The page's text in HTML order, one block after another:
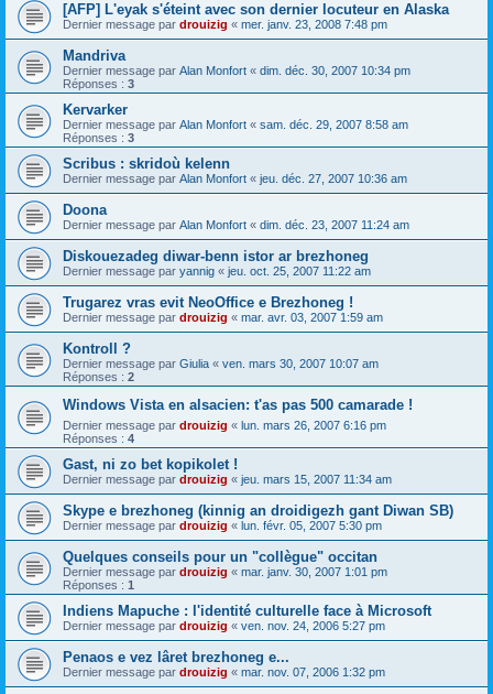
[AFP] L'eyak s'éteint avec son dernier locuteur en Alaska
Dernier message par drouizig « mer. janv. 23, 2008 7:48 pm
Mandriva
Dernier message par Alan Monfort « dim. déc. 30, 2007 10:34 pm
Réponses : 3
Kervarker
Dernier message par Alan Monfort « sam. déc. 29, 2007 8:58 am
Réponses : 3
Scribus : skridoù kelenn
Dernier message par Alan Monfort « jeu. déc. 27, 2007 10:36 am
Doona
Dernier message par Alan Monfort « dim. déc. 23, 2007 11:24 am
Diskouezadeg diwar-benn istor ar brezhoneg
Dernier message par yannig « jeu. oct. 25, 2007 11:22 am
Trugarez vras evit NeoOffice e Brezhoneg !
Dernier message par drouizig « mar. avr. 03, 2007 1:59 am
Kontroll ?
Dernier message par Giulia « ven. mars 30, 2007 10:07 am
Réponses : 2
Windows Vista en alsacien: t'as pas 500 camarade !
Dernier message par drouizig « lun. mars 26, 2007 6:16 pm
Réponses : 4
Gast, ni zo bet kopikolet !
Dernier message par drouizig « jeu. mars 15, 2007 11:34 am
Skype e brezhoneg (kinnig an droidigezh gant Diwan SB)
Dernier message par drouizig « lun. févr. 05, 2007 5:30 pm
Quelques conseils pour un "collègue" occitan
Dernier message par drouizig « mar. janv. 30, 2007 1:01 pm
Réponses : 1
Indiens Mapuche : l'identité culturelle face à Microsoft
Dernier message par drouizig « ven. nov. 24, 2006 5:27 pm
Penaos e vez lâret brezhoneg e...
Dernier message par drouizig « mar. nov. 07, 2006 1:32 pm